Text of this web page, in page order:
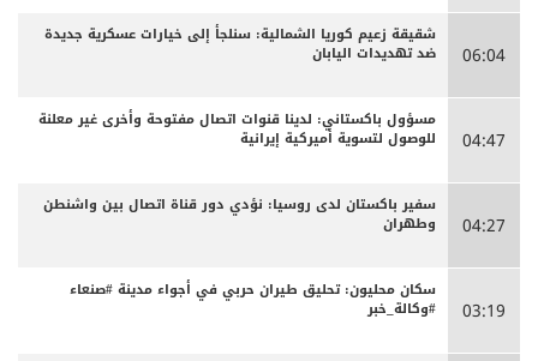
06:04
شقيقة زعيم كوريا الشمالية: سنلجأ إلى خيارات عسكرية جديدة
ضد تهديدات اليابان
04:47
مسؤول باكستاني: لدينا قنوات اتصال مفتوحة وأخرى غير معلنة
للوصول لتسوية أميركية إيرانية
04:27
سفير باكستان لدى روسيا: نؤدي دور قناة اتصال بين واشنطن
وطهران
03:19
سكان محليون: تحليق طيران حربي في أجواء مدينة #صنعاء
#وكالة_خبر